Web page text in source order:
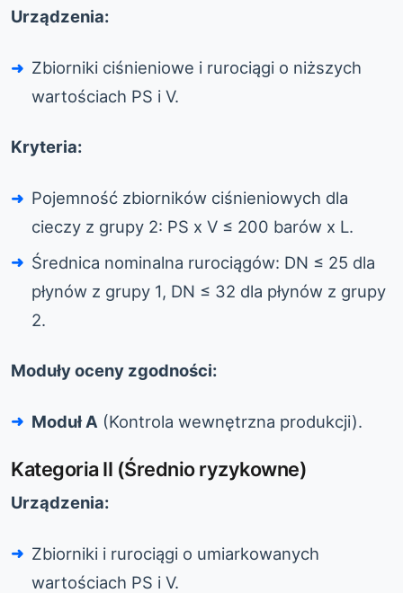
Urządzenia:
Zbiorniki ciśnieniowe i rurociągi o niższych
wartościach PS i V.
Kryteria:
Pojemność zbiorników ciśnieniowych dla
cieczy z grupy 2: PS x V ≤ 200 barów x L.
Średnica nominalna rurociągów: DN ≤ 25 dla
płynów z grupy 1, DN ≤ 32 dla płynów z grupy
2.
Moduły oceny zgodności:
Moduł A (Kontrola wewnętrzna produkcji).
Kategoria II (Średnio ryzykowne)
Urządzenia:
Zbiorniki i rurociągi o umiarkowanych
wartościach PS i V.